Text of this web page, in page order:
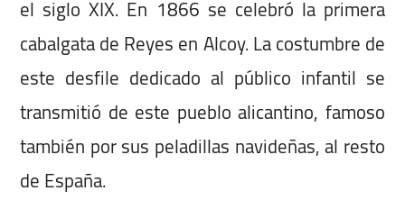
el siglo XIX. En 1866 se celebró la primera
cabalgata de Reyes en Alcoy. La costumbre de
este desfile dedicado al público infantil se
transmitió de este pueblo alicantino, famoso
también por sus peladillas navideñas, al resto
de España.